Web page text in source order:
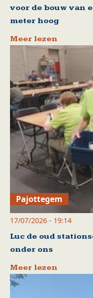
voor de bouw van
meter hoog
Meer lezen
Pajottegem
17/07/2026 - 19:14
Luc de oud
onder ons
Meer lezen